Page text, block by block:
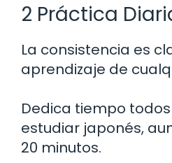
2 Práctica
La consistencia es
aprendizaje de
Dedica tiempo
estudiar japonés,
20 minutos.